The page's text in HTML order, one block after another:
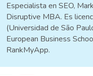
Especialista en SEO,
Disruptive MBA. Es
(Universidad de São
European Business
RankMyApp.